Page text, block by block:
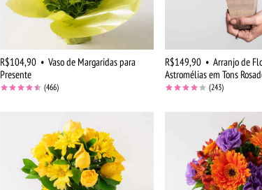
R$104,90 • Vaso de Margaridas para
Presente
(466)
R$149,90 • Arranjo de
Astromélias em Tons
(243)